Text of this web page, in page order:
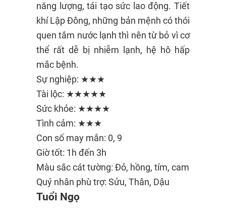
năng lượng, tái tạo sức lao động. Tiết
khí Lập Đông, những bản mệnh có thói
quen tắm nước lạnh thì nên từ bỏ vì cơ
thể rất dễ bị nhiễm lạnh, hệ hô hấp
mắc bệnh.
Sự nghiệp: ★★★
Tài lộc: ★★★★★
Sức khỏe: ★★★★
Tình cảm: ★★★
Con số may mắn: 0, 9
Giờ tốt: 1h đến 3h
Màu sắc cát tường: Đỏ, hồng, tím, cam
Quý nhân phù trợ: Sửu, Thân, Dậu
Tuổi Ngọ